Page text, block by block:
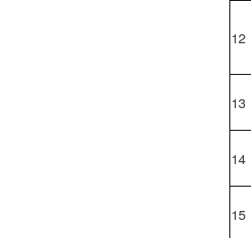
12
13
14
15